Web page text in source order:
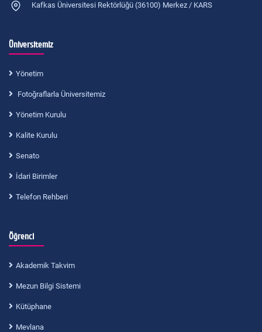
Kafkas Üniversitesi Rektörlüğü (36100) Merkez / KARS
Üniversitemiz
Yönetim
Fotoğraflarla Üniversitemiz
Yönetim Kurulu
Kalite Kurulu
Senato
İdari Birimler
Telefon Rehberi
Öğrenci
Akademik Takvim
Mezun Bilgi Sistemi
Kütüphane
Mevlana